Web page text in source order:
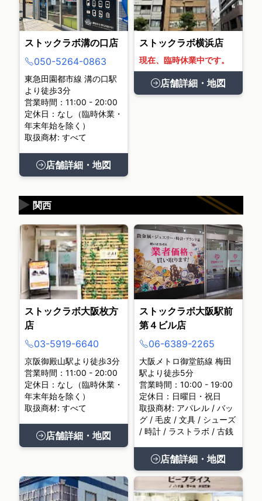
ストックラボ溝の口店
050-5264-0863
東急田園都市線 溝の口駅
より徒歩3分
営業時間：11:00 - 20:00
定休日：なし（臨時休業・
年末年始を除く）
取扱商材: すべて
店舗詳細・地図
ストックラボ横浜店
現在、臨時休業中です。
店舗詳細・地図
関西
▶
ストックラボ大阪枚方
店
03-5919-6640
京阪御殿山駅より徒歩3分
営業時間：11:00 - 20:00
定休日：なし（臨時休業・
年末年始を除く）
取扱商材: すべて
店舗詳細・地図
ストックラボ大阪駅前
第４ビル店
06-6389-2265
大阪メトロ御堂筋線 梅田
駅より徒歩5分
営業時間：10:00 - 19:00
定休日：日曜日・祝日
取扱商材: アパレル / バッ
グ / 毛皮 / 文具 / シューズ
/ 時計 / ラストラボ / 古銭
店舗詳細・地図